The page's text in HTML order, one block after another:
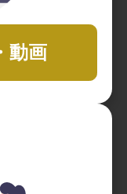
動画